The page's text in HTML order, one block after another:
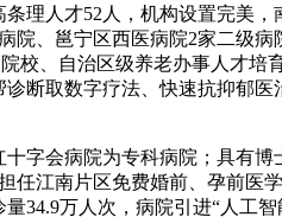
条理人才52人，机构设置完美
院、邕宁区西医病院2家二级
校、自治区级养老办事人才
断取数字疗法、快速抗抑郁
会病院为专科病院；具有博
任江南片区免费婚前、孕前
34.9万人次，病院引进“人工